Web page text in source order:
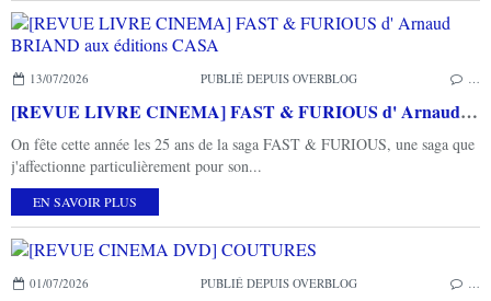
13/07/2026 PUBLIÉ DEPUIS OVERBLOG
[REVUE LIVRE CINEMA] FAST & FURIOUS d' Arnaud BRIAND aux éditions CASA
On fête cette année les 25 ans de la saga FAST & FURIOUS, une saga que
j'affectionne particulièrement pour son...
EN SAVOIR PLUS
01/07/2026 PUBLIÉ DEPUIS OVERBLOG